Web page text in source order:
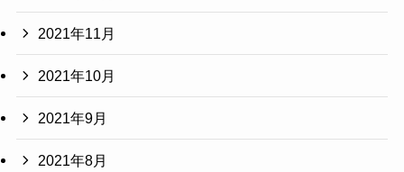
2021年11月
2021年10月
2021年9月
2021年8月